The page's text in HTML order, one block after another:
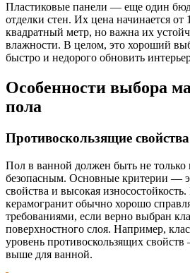
Пластиковые панели — еще один
отделки стен. Их цена начинается от
квадратный метр, но важна их
влажности. В целом, это хороший
быстро и недорого обновить
Особенности выбора
пола
Противоскользящие
Пол в ванной должен быть не
безопасным. Основные критерии —
свойства и высокая
керамогранит обычно хорошо
требованиями, если верно выбран
поверхностного слоя. Например,
уровень противоскользящих
выше для ванной.